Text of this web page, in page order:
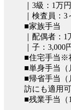
｜3級：1万円
｜検査員：3
■家族手当
｜配偶者：1
｜子：3,000
■住宅手当※
■単身手当（
■帰省手当（
訪にも適用可
■残業手当（